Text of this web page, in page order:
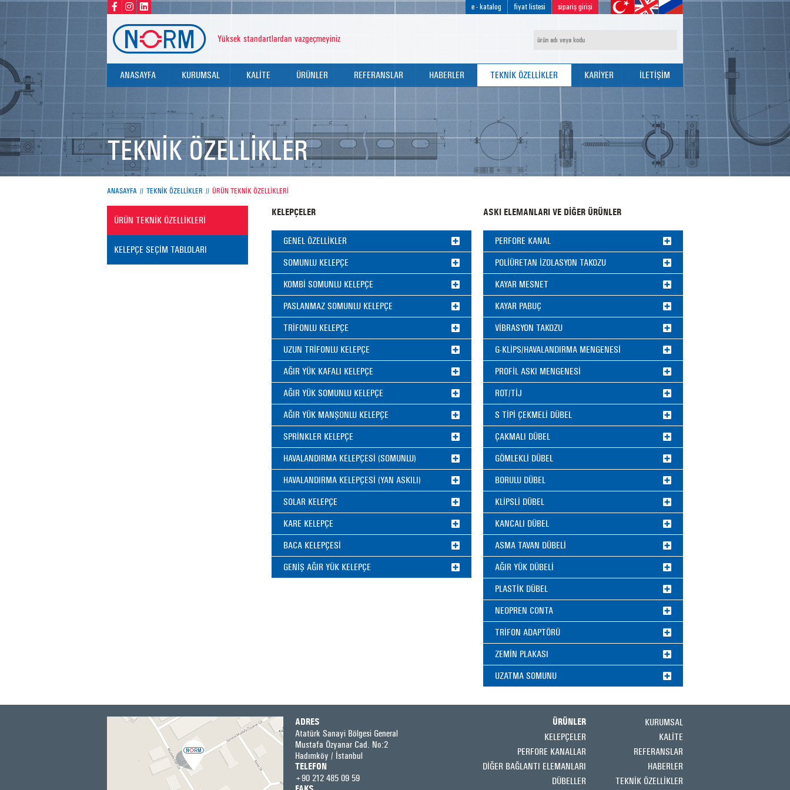
e - katalog fiyat listesi sipariş girişi
Yüksek standartlardan vazgeçmeyiniz
ANASAYFA KURUMSAL
DEĞERLERİMİZ
KALİTE
SERTİFİKALARIMIZ
TEST RAPORLARIMIZ
ÜRÜNLER
PERFORE KANALLAR
DİĞER BAĞLANTI ELEMANLARI
DÜBELLER
U BOLTLAR
REFERANSLAR HABERLER
FUARLAR
TEKNİK ÖZELLİKLER
KELEPÇE SEÇİM TABLOLARI
KARİYER İLETİŞİM
TEKNİK ÖZELLİKLER
ANASAYFA TEKNİK ÖZELLİKLER ÜRÜN TEKNİK ÖZELLİKLERİ
ÜRÜN TEKNİK ÖZELLİKLERİ
KELEPÇE SEÇİM TABLOLARI
KELEPÇELER
GENEL ÖZELLİKLER
SOMUNLU KELEPÇE
KOMBİ SOMUNLU KELEPÇE
PASLANMAZ SOMUNLU KELEPÇE
TRİFONLU KELEPÇE
UZUN TRİFONLU KELEPÇE
AĞIR YÜK KAFALI KELEPÇE
AĞIR YÜK SOMUNLU KELEPÇE
AĞIR YÜK MANŞONLU KELEPÇE
SPRİNKLER KELEPÇE
HAVALANDIRMA KELEPÇESİ (SOMUNLU)
HAVALANDIRMA KELEPÇESİ (YAN ASKILI)
SOLAR KELEPÇE
KARE KELEPÇE
BACA KELEPÇESİ
GENİŞ AĞIR YÜK KELEPÇE
ASKI ELEMANLARI VE DİĞER ÜRÜNLER
PERFORE KANAL
POLİÜRETAN İZOLASYON TAKOZU
° C
KAYAR MESNET
KAYAR PABUÇ
VİBRASYON TAKOZU
G-KLİPS/HAVALANDIRMA MENGENESİ
PROFİL ASKI MENGENESİ
ROT/TİJ
S TİPİ ÇEKMELİ DÜBEL
ÇAKMALI DÜBEL
GÖMLEKLİ DÜBEL
BORULU DÜBEL
KLİPSLİ DÜBEL
KANCALI DÜBEL
ASMA TAVAN DÜBELİ
AĞIR YÜK DÜBELİ
PLASTİK DÜBEL
NEOPREN CONTA
TRİFON ADAPTÖRÜ
ZEMİN PLAKASI
UZATMA SOMUNU
ADRES
Atatürk Sanayi Bölgesi General
Mustafa Özyanar Cad. No:2
Hadımköy / İstanbul
TELEFON
+90 212 485 09 59
KURUMSAL
KALİTE
REFERANSLAR
HABERLER
TEKNİK ÖZELLİKLER
ÜRÜNLER
KELEPÇELER
PERFORE KANALLAR
DİĞER BAĞLANTI ELEMANLARI
DÜBELLER